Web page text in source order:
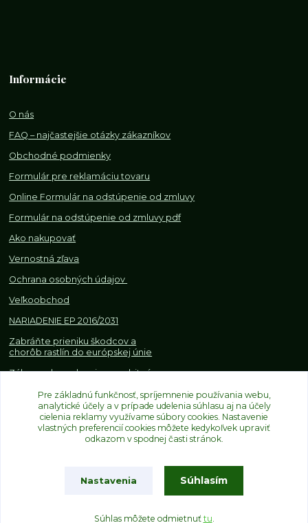
Informácie
O nás
FAQ – najčastejšie otázky zákazníkov
Obchodné podmienky
Formulár pre reklamáciu tovaru
Online Formulár na odstúpenie od zmluvy
Formulár na odstúpenie od zmluvy pdf
Ako nakupovať
Vernostná zľava
Ochrana osobných údajov
Veľkoobchod
NARIADENIE EP 2016/2031
Zabráňte prieniku škodcov a
chorôb rastlín do európskej únie
Zákazy, obmedzenia a osobitné
obchodovaní s rastlinami
Upravit sběr cookies.
Pre základnú funkčnosť, spríjemnenie používania webu,
analytické účely a v prípade udelenia súhlasu aj na účely
cielenia reklamy využívame súbory cookies. Nastavenie
vlastných preferencií cookies môžete kedykoľvek upraviť
odkazom v spodnej časti stránok.
Nastavenia Súhlasím
Súhlas môžete odmietnuť tu